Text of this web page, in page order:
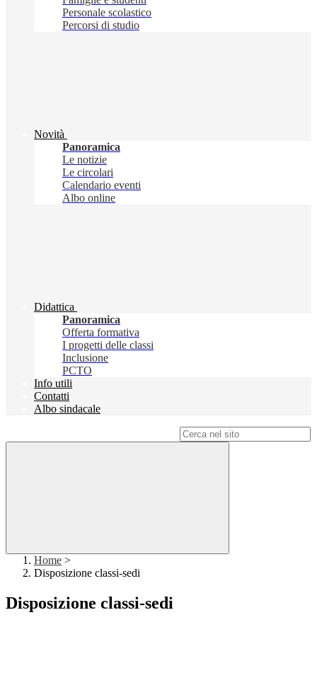
Personale scolastico
Percorsi di studio
Novità
Panoramica
Le notizie
Le circolari
Calendario eventi
Albo online
Didattica
Panoramica
Offerta formativa
I progetti delle classi
Inclusione
PCTO
Info utili
Contatti
Albo sindacale
Home >
Disposizione classi-sedi
Disposizione classi-sedi